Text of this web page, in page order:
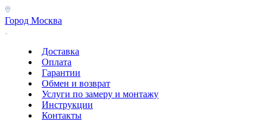
Город Москва
Доставка
Оплата
Гарантии
Обмен и возврат
Услуги по замеру и монтажу
Инструкции
Контакты